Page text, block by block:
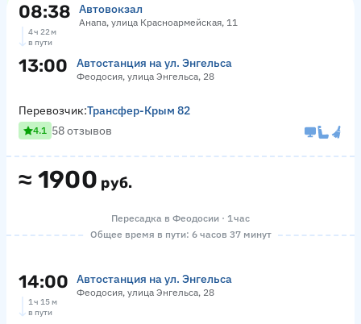
08:38 Автовокзал
Анапа, улица Красноармейская, 11
4 ч 22 м
в пути
13:00 Автостанция на ул. Энгельса
Феодосия, улица Энгельса, 28
≈ 1900 руб.
Перевозчик:Трансфер-Крым 82
4.1 58 отзывов
Пересадка в Феодосии · 1 час
Общее время в пути: 6 часов 37 минут
14:00 Автостанция на ул. Энгельса
Феодосия, улица Энгельса, 28
1 ч 15 м
в пути